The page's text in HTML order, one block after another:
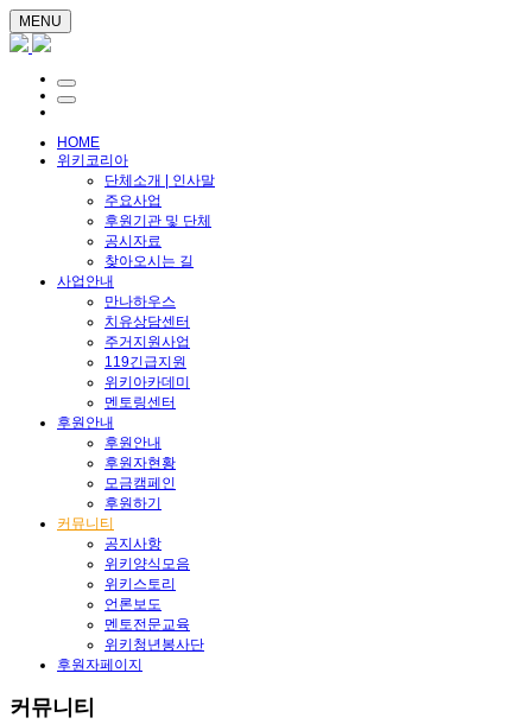
MENU
HOME
위키코리아
단체소개 | 인사말
주요사업
후원기관 및 단체
공시자료
찾아오시는 길
사업안내
만나하우스
치유상담센터
주거지원사업
119긴급지원
위키아카데미
멘토링센터
후원안내
후원안내
후원자현황
모금캠페인
후원하기
커뮤니티
공지사항
위키양식모음
위키스토리
언론보도
멘토전문교육
위키청년봉사단
후원자페이지
커뮤니티